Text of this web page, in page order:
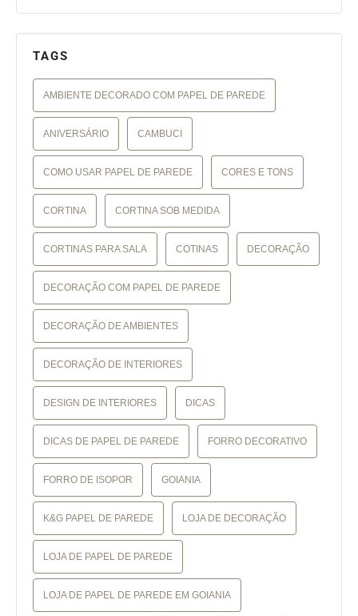
TAGS
AMBIENTE DECORADO COM PAPEL DE PAREDE
ANIVERSÁRIO CAMBUCI
COMO USAR PAPEL DE PAREDE CORES E TONS
CORTINA CORTINA SOB MEDIDA
CORTINAS PARA SALA COTINAS DECORAÇÃO
DECORAÇÃO COM PAPEL DE PAREDE
DECORAÇÃO DE AMBIENTES
DECORAÇÃO DE INTERIORES
DESIGN DE INTERIORES DICAS
DICAS DE PAPEL DE PAREDE FORRO DECORATIVO
FORRO DE ISOPOR GOIANIA
K&G PAPEL DE PAREDE LOJA DE DECORAÇÃO
LOJA DE PAPEL DE PAREDE
LOJA DE PAPEL DE PAREDE EM GOIANIA